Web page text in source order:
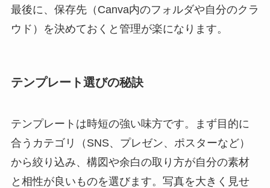
最後に、保存先（Canva内のフォルダや自分のクラ
ウド）を決めておくと管理が楽になります。
テンプレート選びの秘訣
テンプレートは時短の強い味方です。まず目的に
合うカテゴリ（SNS、プレゼン、ポスターなど）
から絞り込み、構図や余白の取り方が自分の素材
と相性が良いものを選びます。写真を大きく見せ